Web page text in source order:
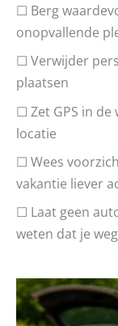
☐ Berg
onopvallende
☐ Verwijder
plaatsen
☐ Zet GPS in de
locatie
☐ Wees
vakantie liever
☐ Laat geen
weten dat je